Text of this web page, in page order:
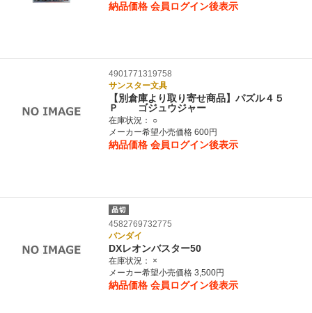
納品価格 会員ログイン後表示
4901771319758
サンスター文具
【別倉庫より取り寄せ商品】パズル４５
Ｐ ゴジュウジャー
在庫状況：
○
メーカー希望小売価格 600円
納品価格 会員ログイン後表示
4582769732775
バンダイ
DXレオンバスター50
在庫状況：
×
メーカー希望小売価格 3,500円
納品価格 会員ログイン後表示